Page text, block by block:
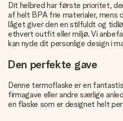
Dit helbred har første prioritet,
af helt BPA frie materialer, mens
låget giver den en stilfuldt og
ethvert outfit eller miljø. Vi
kan nyde dit personlige design i
Den perfekte gave
Denne termoflaske er en
firmagave eller andre særlige
en flaske som er designet helt